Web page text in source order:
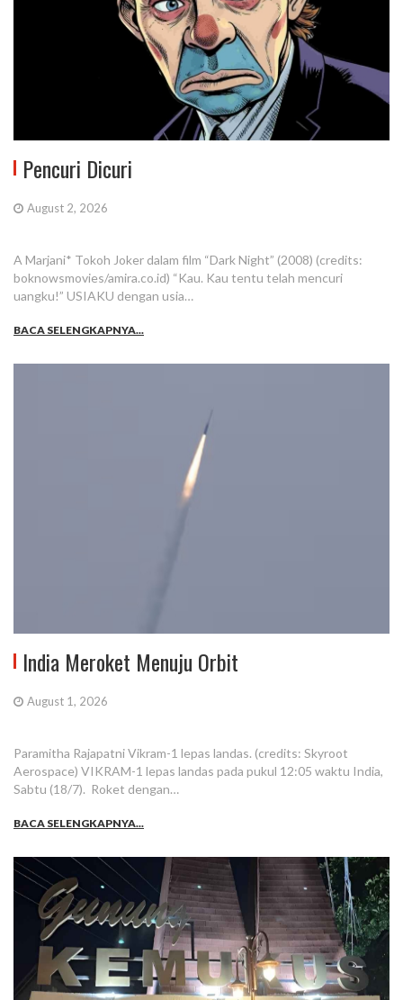
Pencuri Dicuri
August 2, 2026
A Marjani* Tokoh Joker dalam film “Dark Night” (2008) (credits:
boknowsmovies/amira.co.id) “Kau. Kau tentu telah mencuri
uangku!” USIAKU dengan usia…
BACA SELENGKAPNYA...
India Meroket Menuju Orbit
August 1, 2026
Paramitha Rajapatni Vikram-1 lepas landas. (credits: Skyroot
Aerospace) VIKRAM-1 lepas landas pada pukul 12:05 waktu India,
Sabtu (18/7). Roket dengan…
BACA SELENGKAPNYA...